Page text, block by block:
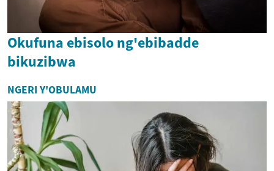
Okufuna ebisolo ng'ebibadde
bikuzibwa
NGERI Y'OBULAMU